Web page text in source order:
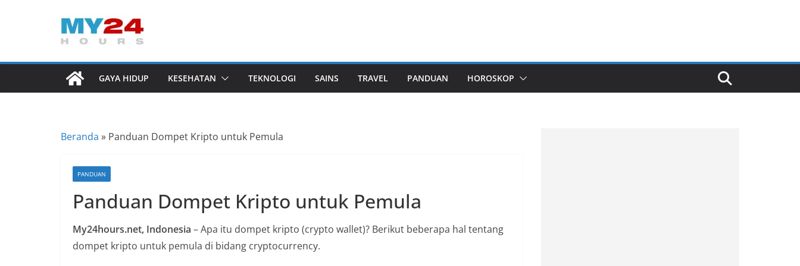
I
o
a
GAYA HIDUP KESEHATAN TEKNOLOGI SAINS TRAVEL PANDUAN HOROSKOP
Beranda » Panduan Dompet Kripto untuk Pemula
PANDUAN
Panduan Dompet Kripto untuk Pemula
My24hours.net, Indonesia – Apa itu dompet kripto (crypto wallet)? Berikut beberapa hal tentang
dompet kripto untuk pemula di bidang cryptocurrency.